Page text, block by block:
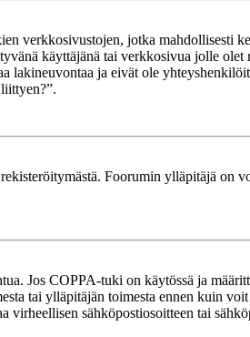
verkkosivustojen, jotka mahdollisesti
käyttäjänä tai verkkosivua jolle
ja eivät ole
Foorumin ylläpitäjä on
Jos COPPA-tuki on käytössä ja
tai ylläpitäjän toimesta ennen kuin
sähköpostiosoitteen tai